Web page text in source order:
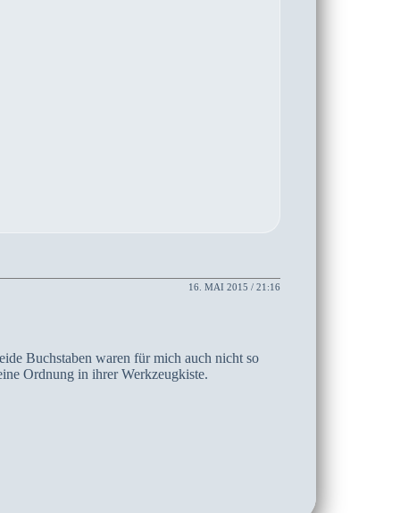
16. MAI 2015 / 21:16
Buchstaben waren für mich auch nicht so
Ordnung in ihrer Werkzeugkiste.